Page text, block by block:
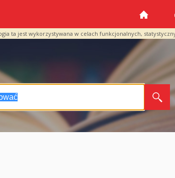
ta jest wykorzystywana w celach funkcjonalnych,